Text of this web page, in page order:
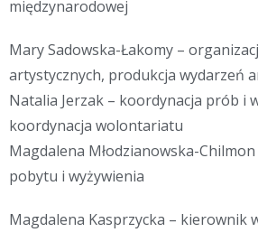
międzynarodowej
Mary Sadowska-Łakomy –
artystycznych, produkcja wydarzeń
Natalia Jerzak – koordynacja prób i
koordynacja wolontariatu
Magdalena Młodzianowska-
pobytu i wyżywienia
Magdalena Kasprzycka – kierownik